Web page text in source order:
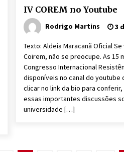
IV COREM no Youtube
Rodrigo Martins 3
Texto: Aldeia Maracanã Oficial
Coirem, não se preocupe. As 15
Congresso Internacional
disponíveis no canal do youtube
clicar no link da bio para conferir,
essas importantes discussões
universidade […]